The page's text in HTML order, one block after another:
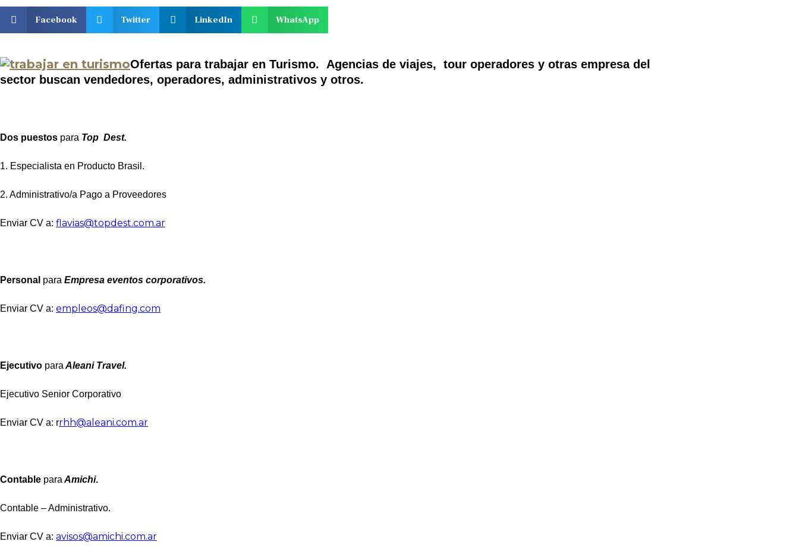
Facebook Twitter LinkedIn WhatsApp
Ofertas para trabajar en Turismo. Agencias de viajes, tour operadores y otras empresa del
sector buscan vendedores, operadores, administrativos y otros.
Dos puestos para Top Dest.
1. Especialista en Producto Brasil.
2. Administrativo/a Pago a Proveedores
Enviar CV a: flavias@topdest.com.ar
Personal para Empresa eventos corporativos.
Enviar CV a: empleos@dafing.com
Ejecutivo para Aleani Travel.
Ejecutivo Senior Corporativo
Enviar CV a: rrhh@aleani.com.ar
Contable para Amichi.
Contable – Administrativo.
Enviar CV a: avisos@amichi.com.ar